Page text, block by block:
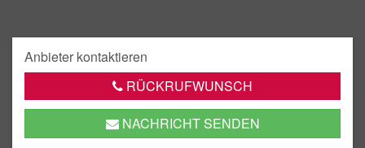
Anbieter kontaktieren
RÜCKRUFWUNSCH
NACHRICHT SENDEN